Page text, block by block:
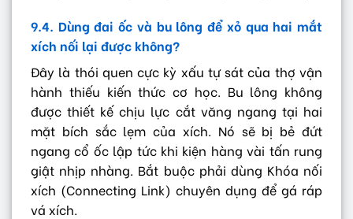
9.4. Dùng đai ốc và bu lông để xỏ qua hai mắt
xích nối lại được không?
Đây là thói quen cực kỳ xấu tự sát của thợ vận
hành thiếu kiến thức cơ học. Bu lông không
được thiết kế chịu lực cắt văng ngang tại hai
mặt bích sắc lẹm của xích. Nó sẽ bị bẻ đứt
ngang cổ ốc lập tức khi kiện hàng vài tấn rung
giật nhịp nhàng. Bắt buộc phải dùng Khóa nối
xích (Connecting Link) chuyên dụng để gá ráp
vá xích.